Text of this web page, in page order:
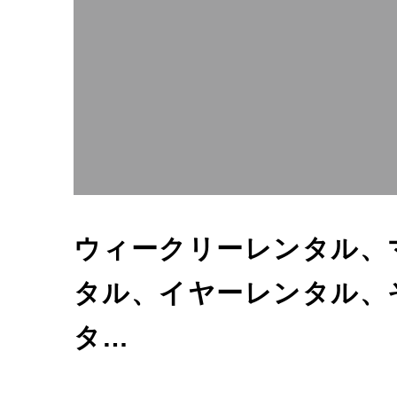
ウィークリーレンタル
タル、イヤーレンタル
タ…